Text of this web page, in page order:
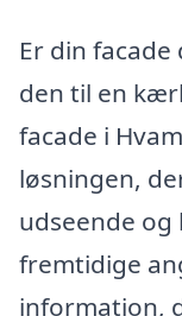
Er din
den til en
facade i
løsningen,
udseende
fremtidige
information,